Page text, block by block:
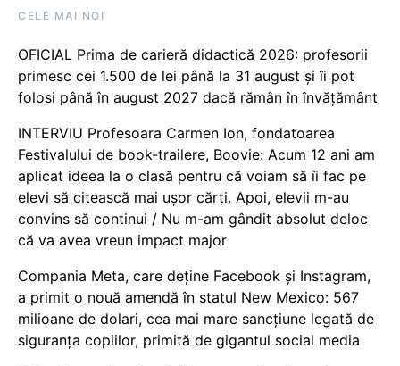
CELE MAI NOI
OFICIAL Prima de carieră didactică 2026: profesorii
primesc cei 1.500 de lei până la 31 august și îi pot
folosi până în august 2027 dacă rămân în învățământ
INTERVIU Profesoara Carmen Ion, fondatoarea
Festivalului de book-trailere, Boovie: Acum 12 ani am
aplicat ideea la o clasă pentru că voiam să îi fac pe
elevi să citească mai ușor cărți. Apoi, elevii m-au
convins să continui / Nu m-am gândit absolut deloc
că va avea vreun impact major
Compania Meta, care deține Facebook și Instagram,
a primit o nouă amendă în statul New Mexico: 567
milioane de dolari, cea mai mare sancțiune legată de
siguranța copiilor, primită de gigantul social media